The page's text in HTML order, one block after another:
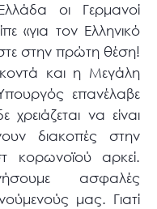
οι Γερμανοί
«για τον Ελληνικό
στην πρώτη θέση!
και η Μεγάλη
επανέλαβε
χρειάζεται να είναι
διακοπές στην
κορωνοϊού αρκεί.
ασφαλές
μας. Γιατί